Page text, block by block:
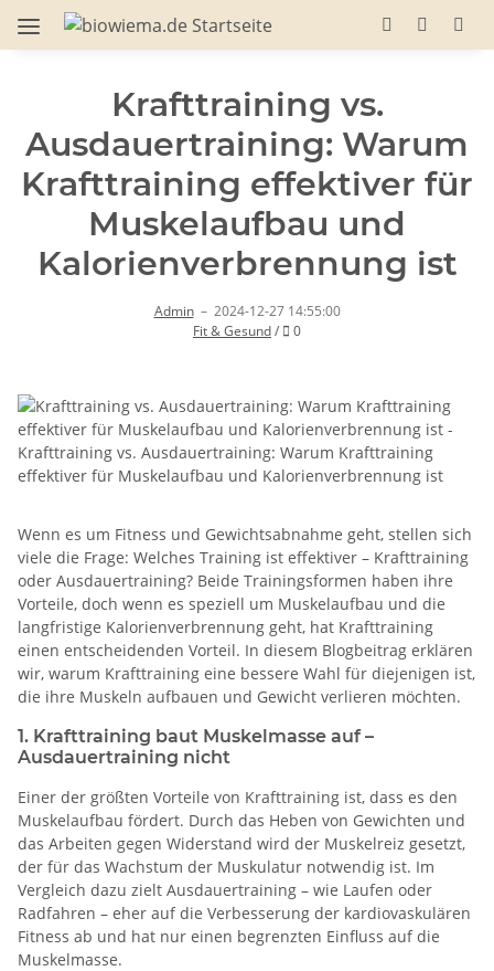
Krafttraining vs.
Ausdauertraining: Warum
Krafttraining effektiver für
Muskelaufbau und
Kalorienverbrennung ist
Admin– 2024-12-27 14:55:00
Fit & Gesund/ Kommentare
0
Wenn es um Fitness und Gewichtsabnahme geht, stellen sich
viele die Frage: Welches Training ist effektiver – Krafttraining
oder Ausdauertraining? Beide Trainingsformen haben ihre
Vorteile, doch wenn es speziell um Muskelaufbau und die
langfristige Kalorienverbrennung geht, hat Krafttraining
einen entscheidenden Vorteil. In diesem Blogbeitrag erklären
wir, warum Krafttraining eine bessere Wahl für diejenigen ist,
die ihre Muskeln aufbauen und Gewicht verlieren möchten.
1. Krafttraining baut Muskelmasse auf –
Ausdauertraining nicht
Einer der größten Vorteile von Krafttraining ist, dass es den
Muskelaufbau fördert. Durch das Heben von Gewichten und
das Arbeiten gegen Widerstand wird der Muskelreiz gesetzt,
der für das Wachstum der Muskulatur notwendig ist. Im
Vergleich dazu zielt Ausdauertraining – wie Laufen oder
Radfahren – eher auf die Verbesserung der kardiovaskulären
Fitness ab und hat nur einen begrenzten Einfluss auf die
Muskelmasse.